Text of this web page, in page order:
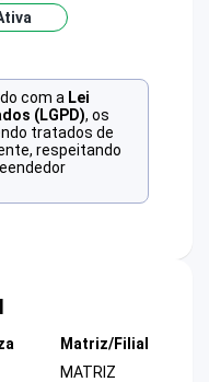
com a Lei
(LGPD), os
tratados de
respeitando
Matriz/Filial
MATRIZ